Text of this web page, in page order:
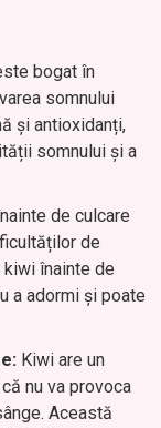
bogat în
somnului
și antioxidanți,
somnului și a
de culcare
de
înainte de
a adormi și poate
Kiwi are un
nu va provoca
Această